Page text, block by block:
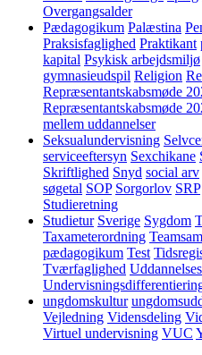
Overgangsalder
Pædagogikum Palæstina
Praksisfaglighed Praktikant
kapital Psykisk arbejdsmiljø
gymnasieudspil Religion
Repræsentantskabsmøde
Repræsentantskabsmøde
mellem uddannelser
Seksualundervisning
serviceeftersyn Sexchikane
Skriftlighed Snyd social arv
søgetal SOP Sorgorlov SRP
Studieretning
Studietur Sverige Sygdom
Taxameterordning
pædagogikum Test
Tværfaglighed
ungdomskultur
Vejledning Vidensdeling
Virtuel undervisning VUC